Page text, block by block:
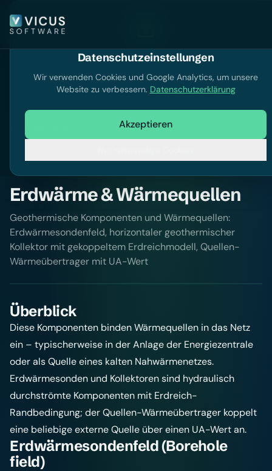
Dokumentation
Dokumentation durchsuchen
Erdwärme & Wärmequellen
Geothermische Komponenten und Wärmequellen:
Erdwärmesondenfeld, horizontaler geothermischer
Kollektor mit gekoppeltem Erdreichmodell, Quellen-
Wärmeübertrager mit UA-Wert
Überblick
Diese Komponenten binden Wärmequellen in das Netz
ein – typischerweise in der Anlage der Energiezentrale
oder als Quelle eines kalten Nahwärmenetzes.
Erdwärmesonden und Kollektoren sind hydraulisch
durchströmte Komponenten mit Erdreich-
Randbedingung; der Quellen-Wärmeübertrager koppelt
eine beliebige externe Quelle über einen UA-Wert an.
Erdwärmesondenfeld (Borehole
field)
Datenschutzeinstellungen
Wir verwenden Cookies und Google Analytics, um unsere
Website zu verbessern. Datenschutzerklärung
Akzeptieren